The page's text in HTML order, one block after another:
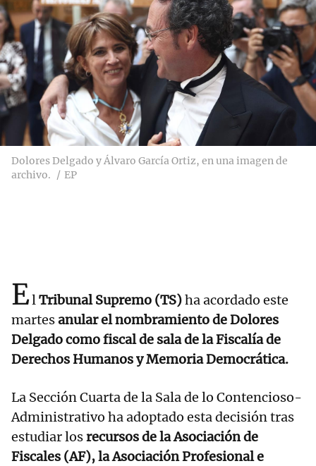
Dolores Delgado y Álvaro García Ortiz, en una imagen de
archivo.
EP
ElTribunal Supremo (TS)ha acordado este
martesanular el nombramiento de Dolores
Delgado como fiscal de sala de la Fiscalía de
Derechos Humanos y Memoria Democrática.
La Sección Cuarta de la Sala de lo Contencioso-
Administrativo ha adoptado esta decisión tras
estudiar losrecursos de la Asociación de
Fiscales (AF), la Asociación Profesional e